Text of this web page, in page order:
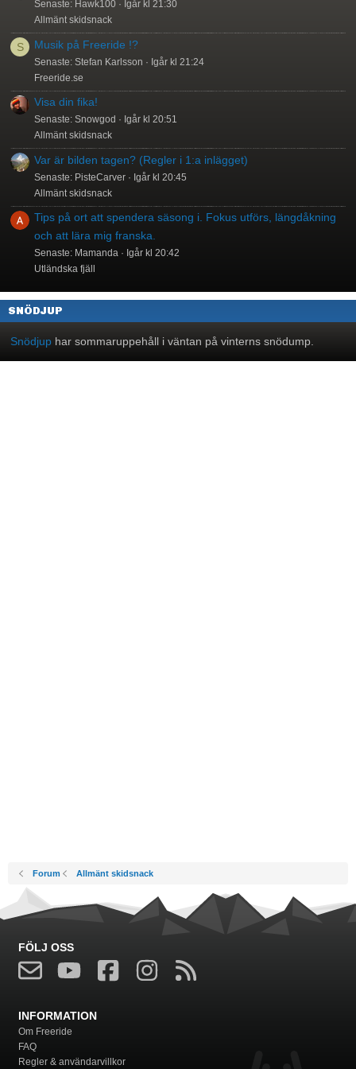
Senaste: Hawk100
Igår kl 21:30
Allmänt skidsnack
S Musik på Freeride !?
Senaste: Stefan Karlsson
Igår kl 21:24
Freeride.se
Visa din fika!
Senaste: Snowgod
Igår kl 20:51
Allmänt skidsnack
Var är bilden tagen? (Regler i 1:a inlägget)
Senaste: PisteCarver
Igår kl 20:45
Allmänt skidsnack
Tips på ort att spendera säsong i. Fokus utförs, längdåkning
och att lära mig franska.
Senaste: Mamanda
Igår kl 20:42
Utländska fjäll
SNÖDJUP
Snödjup har sommaruppehåll i väntan på vinterns snödump.
Forum Allmänt skidsnack
FÖLJ OSS
INFORMATION
Om Freeride
FAQ
Regler & användarvillkor